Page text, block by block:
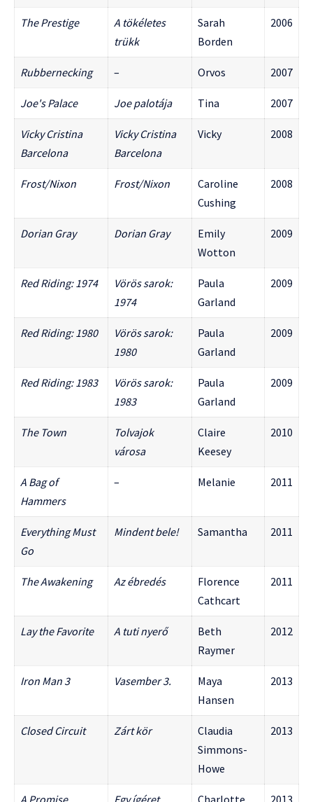
The Prestige
A tökéletes
trükk
Sarah
Borden
2006
Rubbernecking – Orvos 2007
Joe's Palace Joe palotája Tina 2007
Vicky Cristina
Barcelona
Vicky Cristina
Barcelona
Vicky 2008
Frost/Nixon Frost/Nixon
Caroline
Cushing
2008
Dorian Gray Dorian Gray
Emily
Wotton
2009
Red Riding: 1974
Vörös sarok:
1974
Paula
Garland
2009
Red Riding: 1980
Vörös sarok:
1980
Paula
Garland
2009
Red Riding: 1983
Vörös sarok:
1983
Paula
Garland
2009
The Town
Tolvajok
városa
Claire
Keesey
2010
A Bag of
Hammers
– Melanie 2011
Everything Must
Go
Mindent bele! Samantha 2011
The Awakening Az ébredés
Florence
Cathcart
2011
Lay the Favorite A tuti nyerő
Beth
Raymer
2012
Iron Man 3 Vasember 3.
Maya
Hansen
2013
Closed Circuit Zárt kör
Claudia
Simmons-
Howe
2013